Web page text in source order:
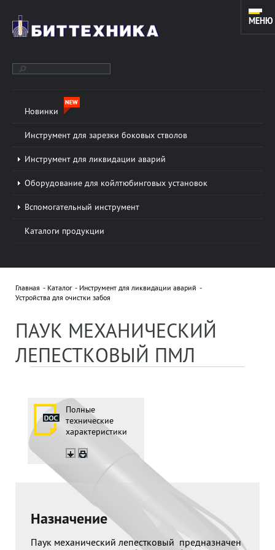
ОБОРУДОВАНИЕ ДЛЯ ЗАРЕЗКИ ДОПОЛНИТЕЛЬНЫХ СТВОЛОВ
КОЙЛТЮБИНГОВЫХ УСТАНОВОК.
динамично развивается по настоящее время. В
НОВОСТИ
18 сентября 2025
ДВУХДНЕВНЫЙ СЕМИНАР В ПО
"БЕЛОРУСНЕФТЬ"
ПАРТНЕРЫ
Отправляя нам сообщение, вы подтверждаете
согласие на обработку персональных данных.
МЕНЮ
Новинки
Инструмент для зарезки боковых стволов
Инструмент для ликвидации аварий
Оборудование для койлтюбинговых установок
Вспомогательный инструмент
Каталоги продукции
Главная Каталог
Инструмент для ликвидации аварий
Устройства для очистки забоя
ПАУК МЕХАНИЧЕСКИЙ
ЛЕПЕСТКОВЫЙ ПМЛ
Полные
технические
характеристики
Назначение
Паук механический лепестковый предназначен